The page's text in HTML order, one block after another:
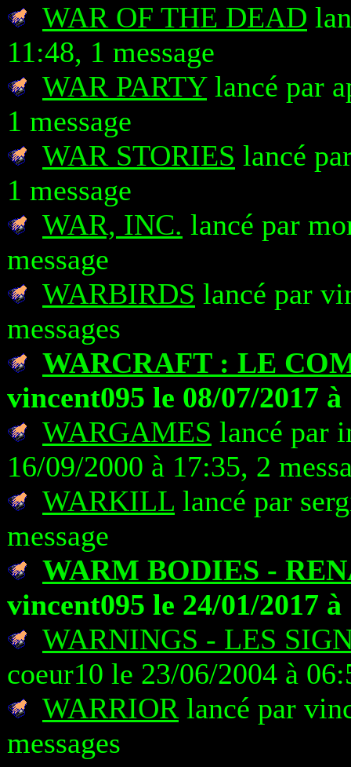
WAR OF THE DEAD
11:48, 1 message
WAR PARTYlancé par
1 message
WAR STORIES lancé
1 message
WAR, INC. lancé par
message
WARBIRDS lancé par
messages
WARCRAFT : LE
vincent095 le 08/07/2017 à
WARGAMES lancé par
16/09/2000 à 17:35, 2
WARKILL lancé par
message
WARM BODIES -
vincent095 le 24/01/2017 à
WARNINGS - LES
coeur10 le 23/06/2004 à
WARRIOR lancé par
messages